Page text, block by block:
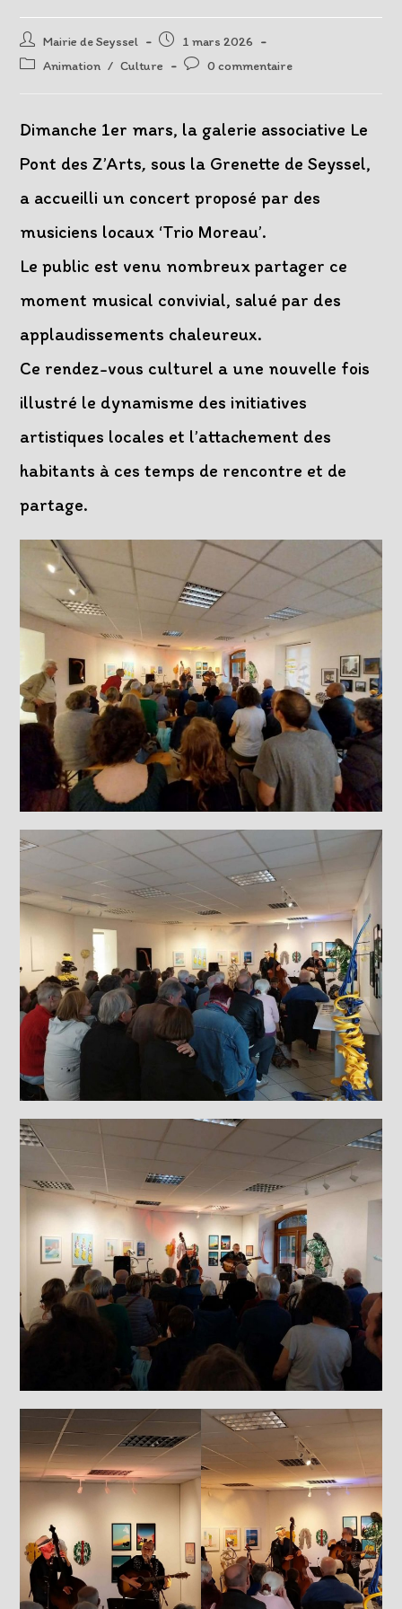
Auteur/autrice
de
Mairie de Seyssel
Post
published:
1 mars 2026
PostAnimation / Culture
Post0 commentaire
Dimanche 1er mars, la galerie associative Le
Pont des Z’Arts, sous la Grenette de Seyssel,
a accueilli un concert proposé par des
musiciens locaux ‘Trio Moreau’.
Le public est venu nombreux partager ce
moment musical convivial, salué par des
applaudissements chaleureux.
Ce rendez-vous culturel a une nouvelle fois
illustré le dynamisme des initiatives
artistiques locales et l’attachement des
habitants à ces temps de rencontre et de
partage.